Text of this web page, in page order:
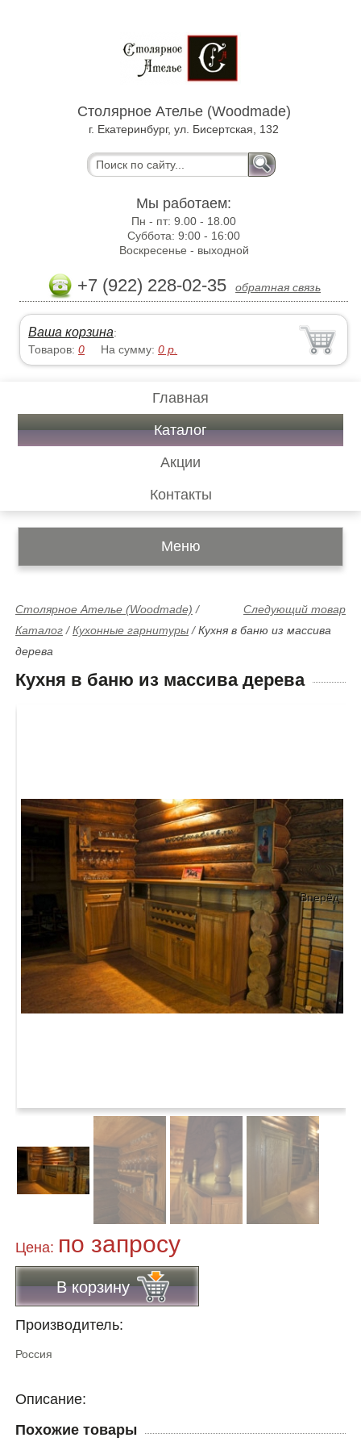
Столярное Ателье (Woodmade)
г. Екатеринбург, ул. Бисертская, 132
Мы работаем:
Пн - пт:9.00 - 18.00
Суббота:9:00 - 16:00
Воскресенье - выходной
+7 (922) 228-02-35 обратная связь
Ваша корзина:
Товаров:0 На сумму:0 р.
Главная
Каталог
Акции
Контакты
Меню
Следующий товар
Столярное Ателье (Woodmade) /
Каталог /Кухонные гарнитуры /Кухня в баню из массива
дерева
Кухня в баню из массива дерева
Вперёд
Цена: по запросу
В корзину
Производитель:
Россия
Описание:
Похожие товары